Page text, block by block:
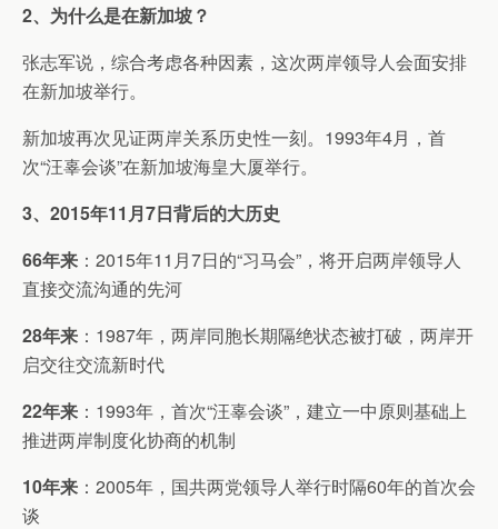
2、为什么是在新加坡？
张志军说，综合考虑各种因素，这次两岸领导人会面安排
在新加坡举行。
新加坡再次见证两岸关系历史性一刻。1993年4月，首
次“汪辜会谈”在新加坡海皇大厦举行。
3、2015年11月7日背后的大历史
66年来 ：2015年11月7日的“习马会”，将开启两岸领导人
直接交流沟通的先河
28年来 ：1987年，两岸同胞长期隔绝状态被打破，两岸开
启交往交流新时代
22年来 ：1993年，首次“汪辜会谈”，建立一中原则基础上
推进两岸制度化协商的机制
10年来 ：2005年，国共两党领导人举行时隔60年的首次会
谈